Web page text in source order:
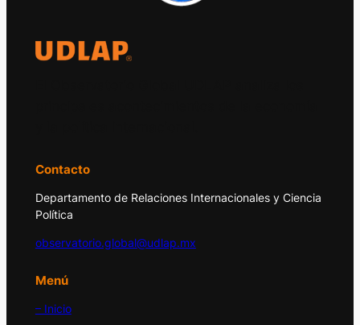
Contacto
Departamento de Relaciones Internacionales y Ciencia
Política
observatorio.global@udlap.mx
Menú
– Inicio